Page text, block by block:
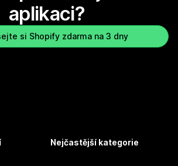
aplikaci?
si Shopify zdarma na 3 dny
Nejčastější kategorie